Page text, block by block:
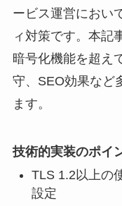
ービス運営におい
ィ対策です。本記
暗号化機能を超え
守、SEO効果など
ます。
技術的実装のポイ
TLS 1.2以上の
設定